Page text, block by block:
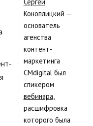
Коноплицкий —
основатель
агенства
контент-
маркетинга
CMdigital был
спикером
вебинара,
расшифровка
которого была